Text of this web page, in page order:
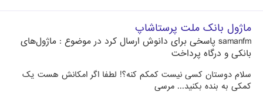
ماژول بانک ملت پرستاشاپ
samanfm پاسخی برای دانوش ارسال کرد در موضوع : ماژول‌های
بانکی و درگاه پرداخت
سلام دوستان کسی نیست کمکم کنه؟! لطفا اگر امکانش هست یک
کمکی به بنده بکنید... مرسی